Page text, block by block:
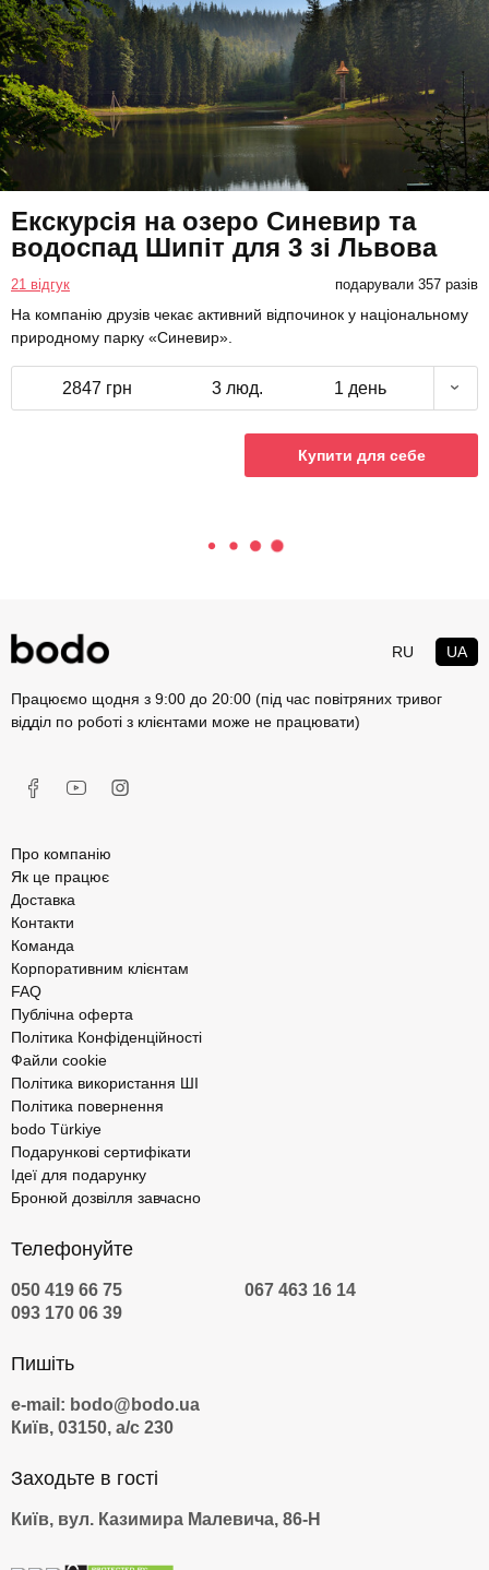
Екскурсія на озеро Синевир та
водоспад Шипіт для 3 зі Львова
21 відгук подарували 357 разів
На компанію друзів чекає активний відпочинок у національному
природному парку «Синевир».
2847 грн 3 люд. 1 день
Купити для себе
RU UA
Працюємо щодня з 9:00 до 20:00 (під час повітряних тривог
відділ по роботі з клієнтами може не працювати)
Про компанію
Як це працює
Доставка
Контакти
Команда
Корпоративним клієнтам
FAQ
Публічна оферта
Політика Конфіденційності
Файли cookie
Політика використання ШІ
Політика повернення
bodo Türkiye
Подарункові сертифікати
Ідеї для подарунку
Бронюй дозвілля завчасно
Телефонуйте
050 419 66 75
067 463 16 14
093 170 06 39
Пишіть
e-mail: bodo@bodo.ua
Київ, 03150, а/с 230
Заходьте в гості
Київ, вул. Казимира Малевича, 86-Н